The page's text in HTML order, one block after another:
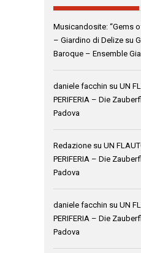
Musicandosite: “Gems
– Giardino di Delize su
Baroque – Ensemble
daniele facchin su UN
PERIFERIA – Die
Padova
Redazione su UN
PERIFERIA – Die
Padova
daniele facchin su UN
PERIFERIA – Die
Padova